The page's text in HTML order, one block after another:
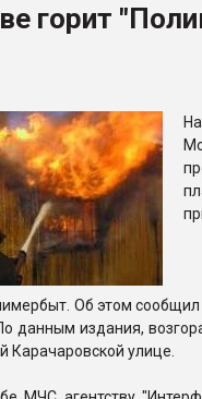
горит
Об этом сообщил
данным издания,
Карачаровской улице.